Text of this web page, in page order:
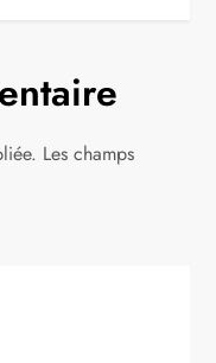
Les champs